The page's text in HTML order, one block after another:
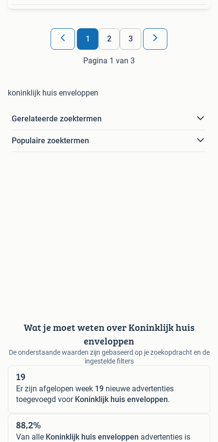
1 2 3
Pagina 1 van 3
koninklijk huis enveloppen
Gerelateerde zoektermen
Populaire zoektermen
Wat je moet weten over Koninklijk huis
enveloppen
De onderstaande waarden zijn gebaseerd op je zoekopdracht en de
ingestelde filters
19
Er zijn afgelopen week 19 nieuwe advertenties
toegevoegd voor Koninklijk huis enveloppen.
88,2%
Van alle Koninklijk huis enveloppen advertenties is